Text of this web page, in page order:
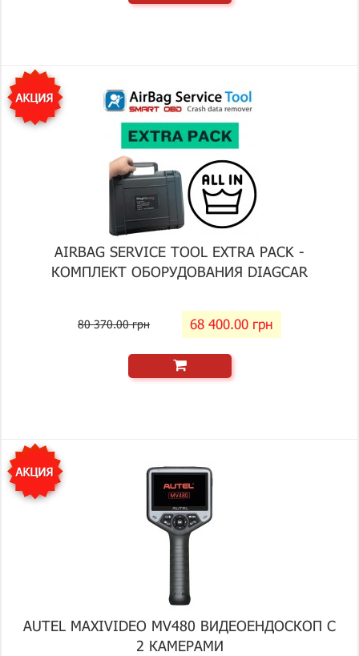
AIRBAG SERVICE TOOL EXTRA PACK -
КОМПЛЕКТ ОБОРУДОВАНИЯ DIAGCAR
80 370.00 грн 68 400.00 грн
AUTEL MAXIVIDEO MV480 ВИДЕОЕНДОСКОП С
2 КАМЕРАМИ